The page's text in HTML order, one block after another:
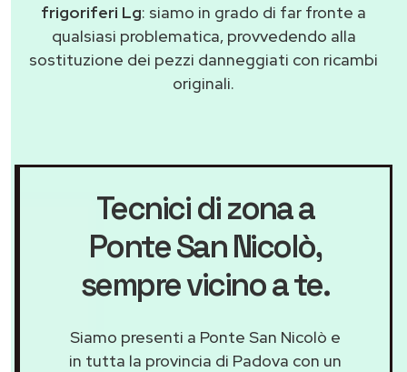
frigoriferi Lg: siamo in grado di far fronte a
qualsiasi problematica, provvedendo alla
sostituzione dei pezzi danneggiati con ricambi
originali.
Tecnici di zona a
Ponte San Nicolò,
sempre vicino a te.
Siamo presenti a Ponte San Nicolò e
in tutta la provincia di Padova con un